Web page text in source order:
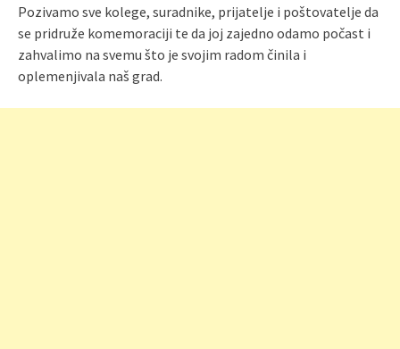
Pozivamo sve kolege, suradnike, prijatelje i poštovatelje da
se pridruže komemoraciji te da joj zajedno odamo počast i
zahvalimo na svemu što je svojim radom činila i
oplemenjivala naš grad.